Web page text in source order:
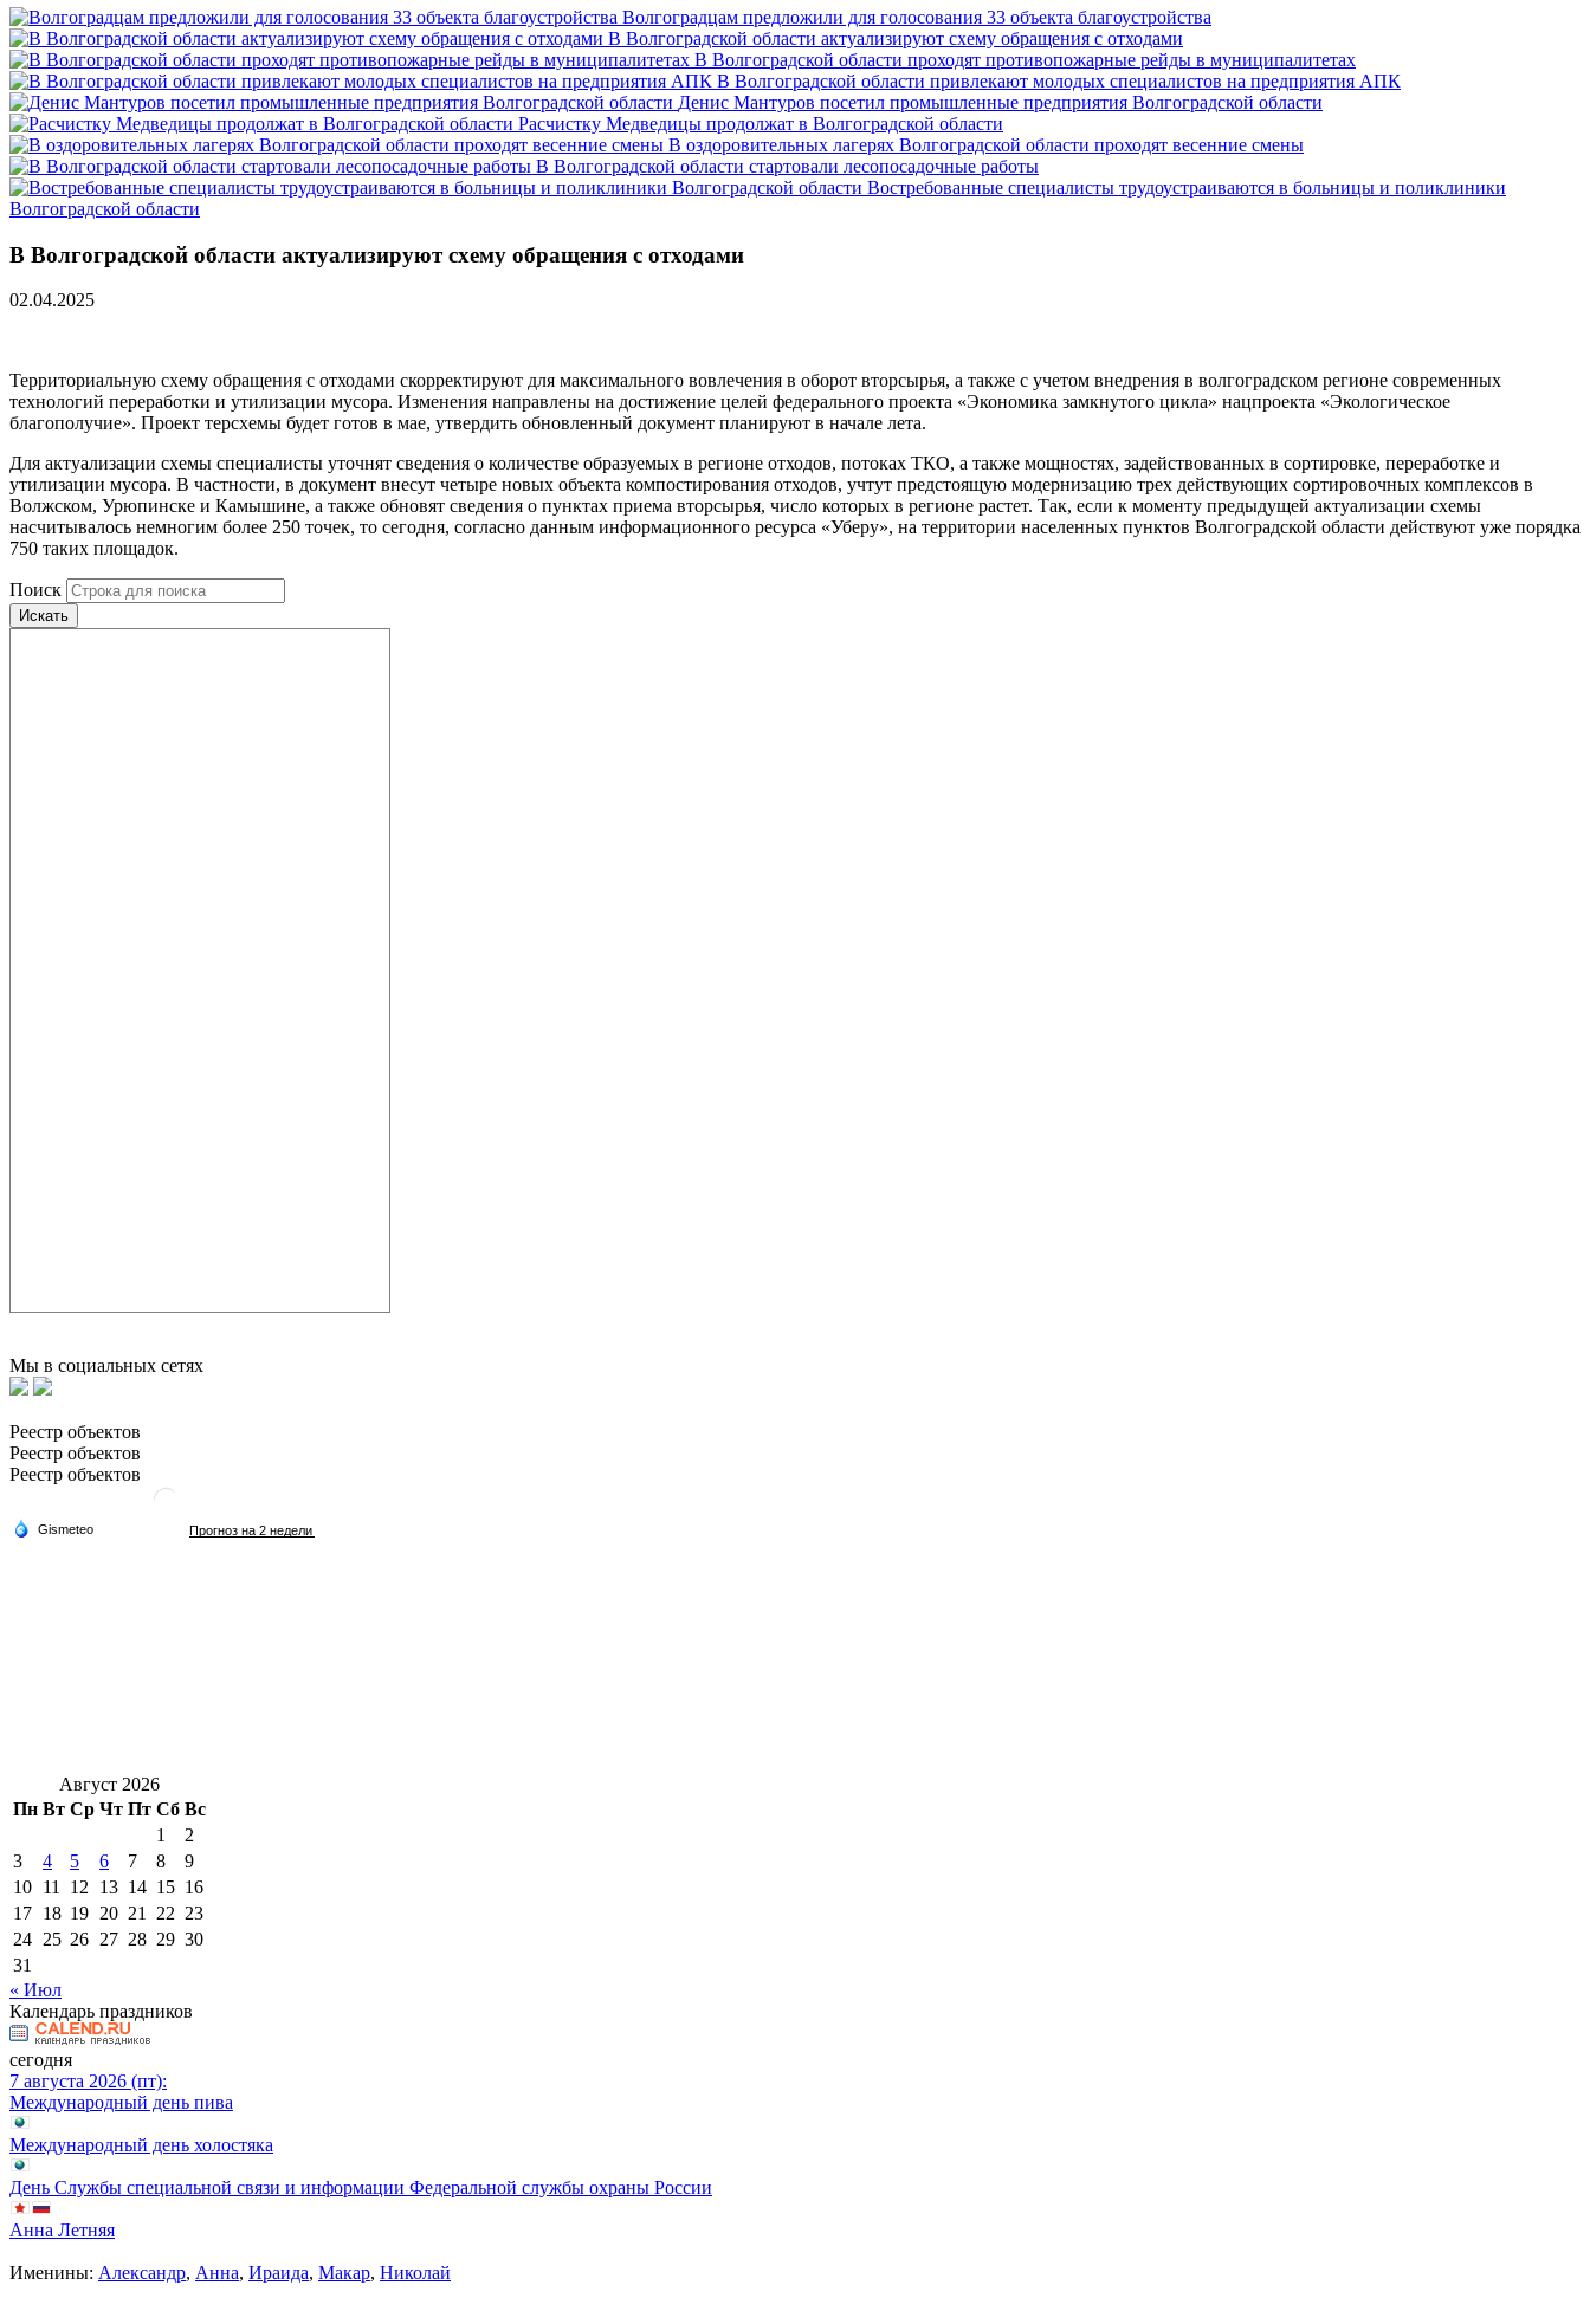
Волгоградцам предложили для голосования 33 объекта благоустройства
В Волгоградской области актуализируют схему обращения с отходами
В Волгоградской области проходят противопожарные рейды в муниципалитетах
В Волгоградской области привлекают молодых специалистов на предприятия АПК
Денис Мантуров посетил промышленные предприятия Волгоградской области
Расчистку Медведицы продолжат в Волгоградской области
В оздоровительных лагерях Волгоградской области проходят весенние смены
В Волгоградской области стартовали лесопосадочные работы
Востребованные специалисты трудоустраиваются в больницы и поликлиники
Волгоградской области
В Волгоградской области актуализируют схему обращения с отходами
02.04.2025
Территориальную схему обращения с отходами скорректируют для максимального вовлечения в оборот вторсырья, а также с учетом внедрения в волгоградском регионе современных
технологий переработки и утилизации мусора. Изменения направлены на достижение целей федерального проекта «Экономика замкнутого цикла» нацпроекта «Экологическое
благополучие». Проект терсхемы будет готов в мае, утвердить обновленный документ планируют в начале лета.
Для актуализации схемы специалисты уточнят сведения о количестве образуемых в регионе отходов, потоках ТКО, а также мощностях, задействованных в сортировке, переработке и
утилизации мусора. В частности, в документ внесут четыре новых объекта компостирования отходов, учтут предстоящую модернизацию трех действующих сортировочных комплексов в
Волжском, Урюпинске и Камышине, а также обновят сведения о пунктах приема вторсырья, число которых в регионе растет. Так, если к моменту предыдущей актуализации схемы
насчитывалось немногим более 250 точек, то сегодня, согласно данным информационного ресурса «Уберу», на территории населенных пунктов Волгоградской области действуют уже порядка
750 таких площадок.
Поиск
Искать
Мы в социальных сетях
Реестр объектов
Реестр объектов
Реестр объектов
Август 2026
Пн Вт Ср Чт Пт Сб Вс
1
2
3
4 5 6 7 8
9
10 11 12 13 14 15 16
17 18 19 20 21 22 23
24 25 26 27 28 29 30
31
« Июл
Календарь праздников
сегодня
7 августа 2026 (пт):
Международный день пива
Международный день холостяка
День Службы специальной связи и информации Федеральной службы охраны России
Анна Летняя
Именины: Александр, Анна, Ираида, Макар, Николай